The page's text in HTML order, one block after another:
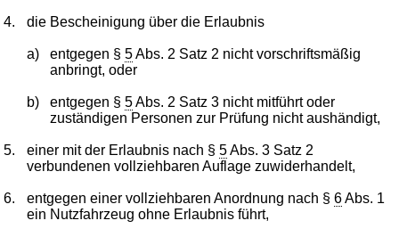
4. die Bescheinigung über die Erlaubnis
a) entgegen § 5Abs. 2 Satz 2 nicht vorschriftsmäßig
anbringt, oder
b) entgegen § 5Abs. 2 Satz 3 nicht mitführt oder
zuständigen Personen zur Prüfung nicht aushändigt,
5. einer mit der Erlaubnis nach §5Abs. 3 Satz 2
verbundenen vollziehbaren Auflage zuwiderhandelt,
6. entgegen einer vollziehbaren Anordnung nach §6Abs. 1
ein Nutzfahrzeug ohne Erlaubnis führt,